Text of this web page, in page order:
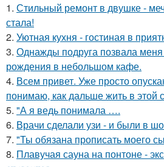
1. Стильный ремонт в двушке -
стала!
2. Уютная кухня - гостиная в
3. Однажды подруга позвала меня
рождения в небольшом кафе.
4. Всем привет. Уже просто
понимаю, как дальше жить в этой
5. "А я ведь понимала ….
6. Врачи сделали узи - и были в
7. "Ты обязана прописать моего
8. Плавучая сауна на понтоне -